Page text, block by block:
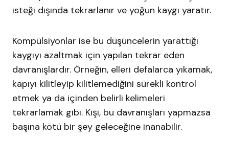
isteği dışında tekrarlanır ve yoğun kaygı yaratır.
Kompülsiyonlar ise bu düşüncelerin yarattığı
kaygıyı azaltmak için yapılan tekrar eden
davranışlardır. Örneğin, elleri defalarca yıkamak,
kapıyı kilitleyip kilitlemediğini sürekli kontrol
etmek ya da içinden belirli kelimeleri
tekrarlamak gibi. Kişi, bu davranışları yapmazsa
başına kötü bir şey geleceğine inanabilir.